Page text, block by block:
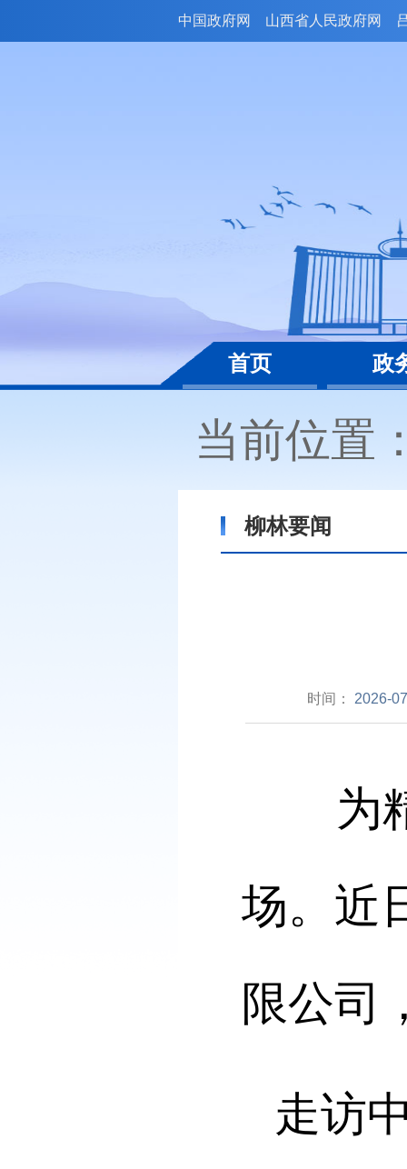
中国政府网 山西省人民政府网
首页 政
当前位置
柳林要闻
时间： 2026-
为精
场。 近
限公司
走访